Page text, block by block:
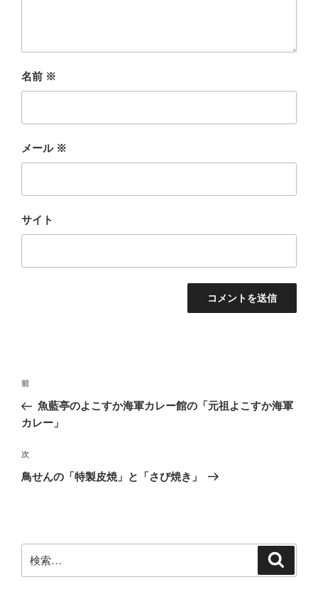
名前 ※
メール ※
サイト
投
ナ
ゲ
ー
前
の
投
前
魚藍亭のよこすか海軍カレー館の「元祖よこすか海軍
カレー」
次
の
次
鳥せんの「特製皮焼」と「さび焼き」
索: